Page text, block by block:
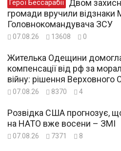
Герої Бессарабії
громади вручили відзнаки
Головнокомандувача ЗСУ
07.08.26 13608 0
Жителька Одещини
компенсації від рф за
війну: рішення Верховного
07.08.26 8370 4
Розвідка США прогнозує,
на НАТО вже восени – ЗМІ
07.08.26 7371 8